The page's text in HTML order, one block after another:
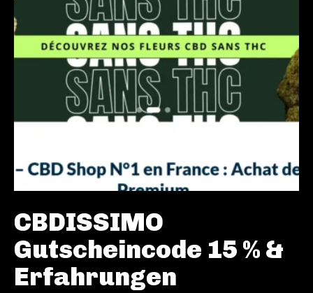
CBDISSIMO
Gutscheincode 15 % &
Erfahrungen